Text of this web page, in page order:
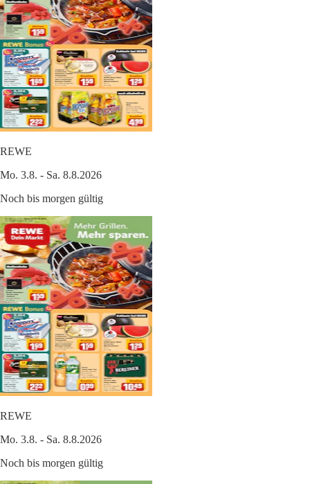
REWE
Mo. 3.8. - Sa. 8.8.2026
Noch bis morgen gültig
REWE
Mo. 3.8. - Sa. 8.8.2026
Noch bis morgen gültig